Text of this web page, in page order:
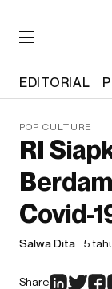
EDITORIAL
POP CULTURE
RI
Covid-
Salwa Dita 5
Share